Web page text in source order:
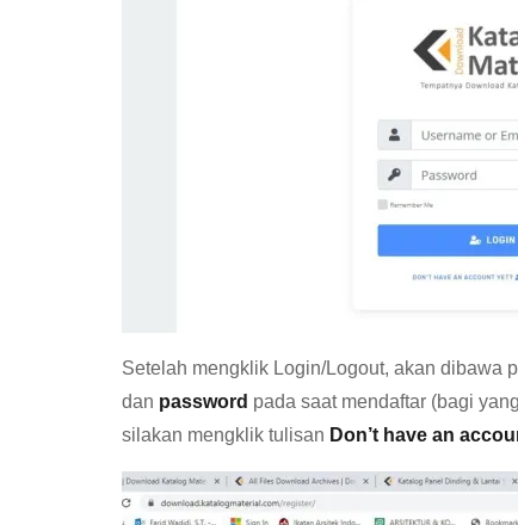
Setelah mengklik Login/Logout, akan dibawa
dan password pada saat mendaftar (bagi
silakan mengklik tulisan Don’t have an